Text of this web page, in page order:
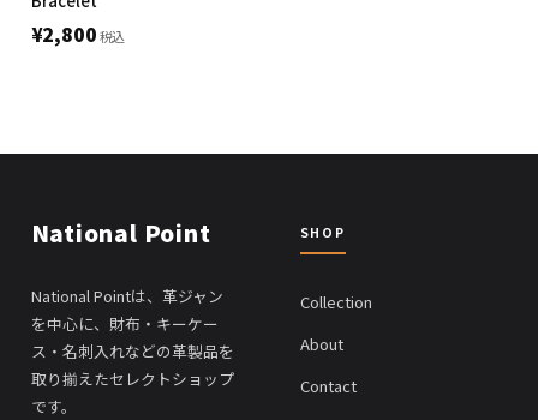
¥2,800税込
National Point
National Pointは、革ジャン
を中心に、財布・キーケー
ス・名刺入れなどの革製品を
取り揃えたセレクトショップ
です。
SHOP
Collection
About
Contact